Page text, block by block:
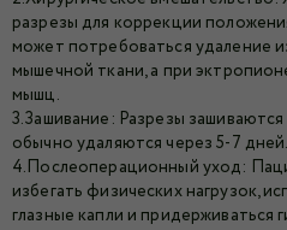
разрезы для коррекции
может потребоваться удаление
мышечной ткани, а при
мышц.
3.Зашивание: Разрезы
обычно удаляются через 5-7 дней.
4.Послеоперационный уход:
избегать физических нагрузок,
глазные капли и придерживаться